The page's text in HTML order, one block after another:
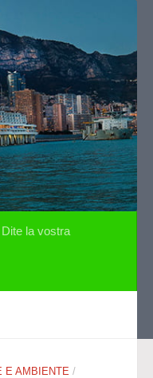
Dite la vostra
E AMBIENTE /